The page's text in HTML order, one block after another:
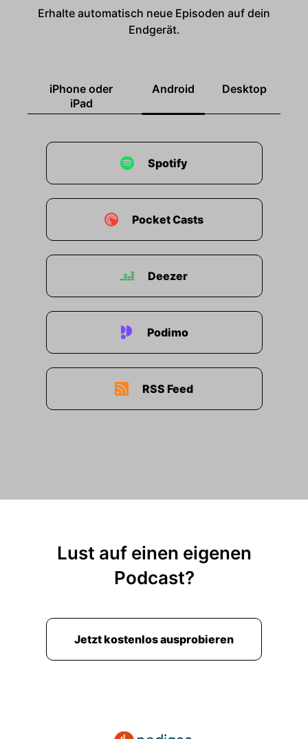
Erhalte automatisch neue Episoden auf dein
Endgerät.
iPhone oder
iPad
Android Desktop
Spotify
Pocket Casts
Deezer
Podimo
RSS Feed
Lust auf einen eigenen
Podcast?
Jetzt kostenlos ausprobieren